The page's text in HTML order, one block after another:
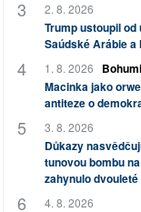
2. 8. 2026
Trump ustoupil
Saúdské Arábie a
1. 8. 2026
Macinka jako
antiteze o
3. 8. 2026
Důkazy
tunovou bombu
zahynulo
4. 8. 2026